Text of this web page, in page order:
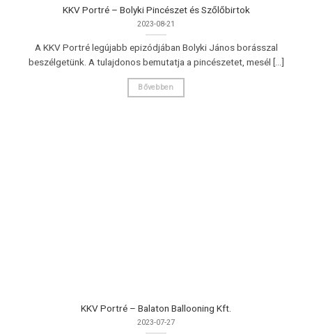
KKV Portré – Bolyki Pincészet és Szőlőbirtok
2023-08-21
A KKV Portré legújabb epizódjában Bolyki János borásszal
beszélgetünk. A tulajdonos bemutatja a pincészetet, mesél [...]
Bővebben
KKV Portré – Balaton Ballooning Kft.
2023-07-27